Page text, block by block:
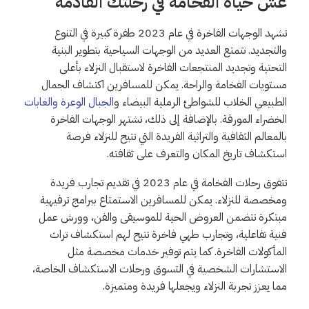
تشهد الوجهات الفاخرة في عام 2023 طفرة كبيرة في التنوع
والتجديد. تتمتع العديد من الوجهات السياحية بتطوير البنية
التحتية وتجديد المنتجعات الفاخرة لاستقبال النزلاء بأعلى
مستويات الفخامة والراحة. يمكن للمسافرين اكتشاف الجمال
الطبيعي الخلاب للشواطئ الرملية البيضاء والجبال الوعرة والغابات
الخضراء المورقة. بالإضافة إلى ذلك، تشتهر الوجهات الفاخرة
بالمعالم الثقافية والتراثية الفريدة التي تتيح للنزلاء فرصة
استكشاف تاريخ المكان والتعرف على ثقافته.
تتفوق رحلات الفخامة في عام 2023 في تقديم تجارب فريدة
ومخصصة للنزلاء. يمكن للمسافرين الاستمتاع ببرامج ترفيهية
مبتكرة تتضمن العروض الحية للموسيقى والفن، وورش عمل
فنية تفاعلية، وتجارب طهي فاخرة تتيح لهم استكشاف تراث
المأكولات الفاخرة. كما يتم توفير خدمات مخصصة مثل
الاستشارات الشخصية في التسوق ورحلات الاستكشاف الخاصة،
مما يعزز تجربة النزلاء ويجعلها فريدة ومتميزة.